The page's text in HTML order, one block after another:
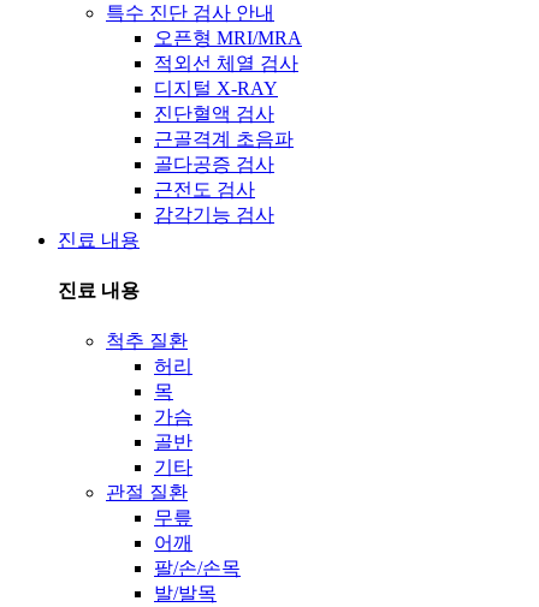
특수 진단 검사 안내
오픈형 MRI/MRA
적외선 체열 검사
디지털 X-RAY
진단혈액 검사
근골격계 초음파
골다공증 검사
근전도 검사
감각기능 검사
진료 내용
진료 내용
척추 질환
허리
목
가슴
골반
기타
관절 질환
무릎
어깨
팔/손/손목
발/발목